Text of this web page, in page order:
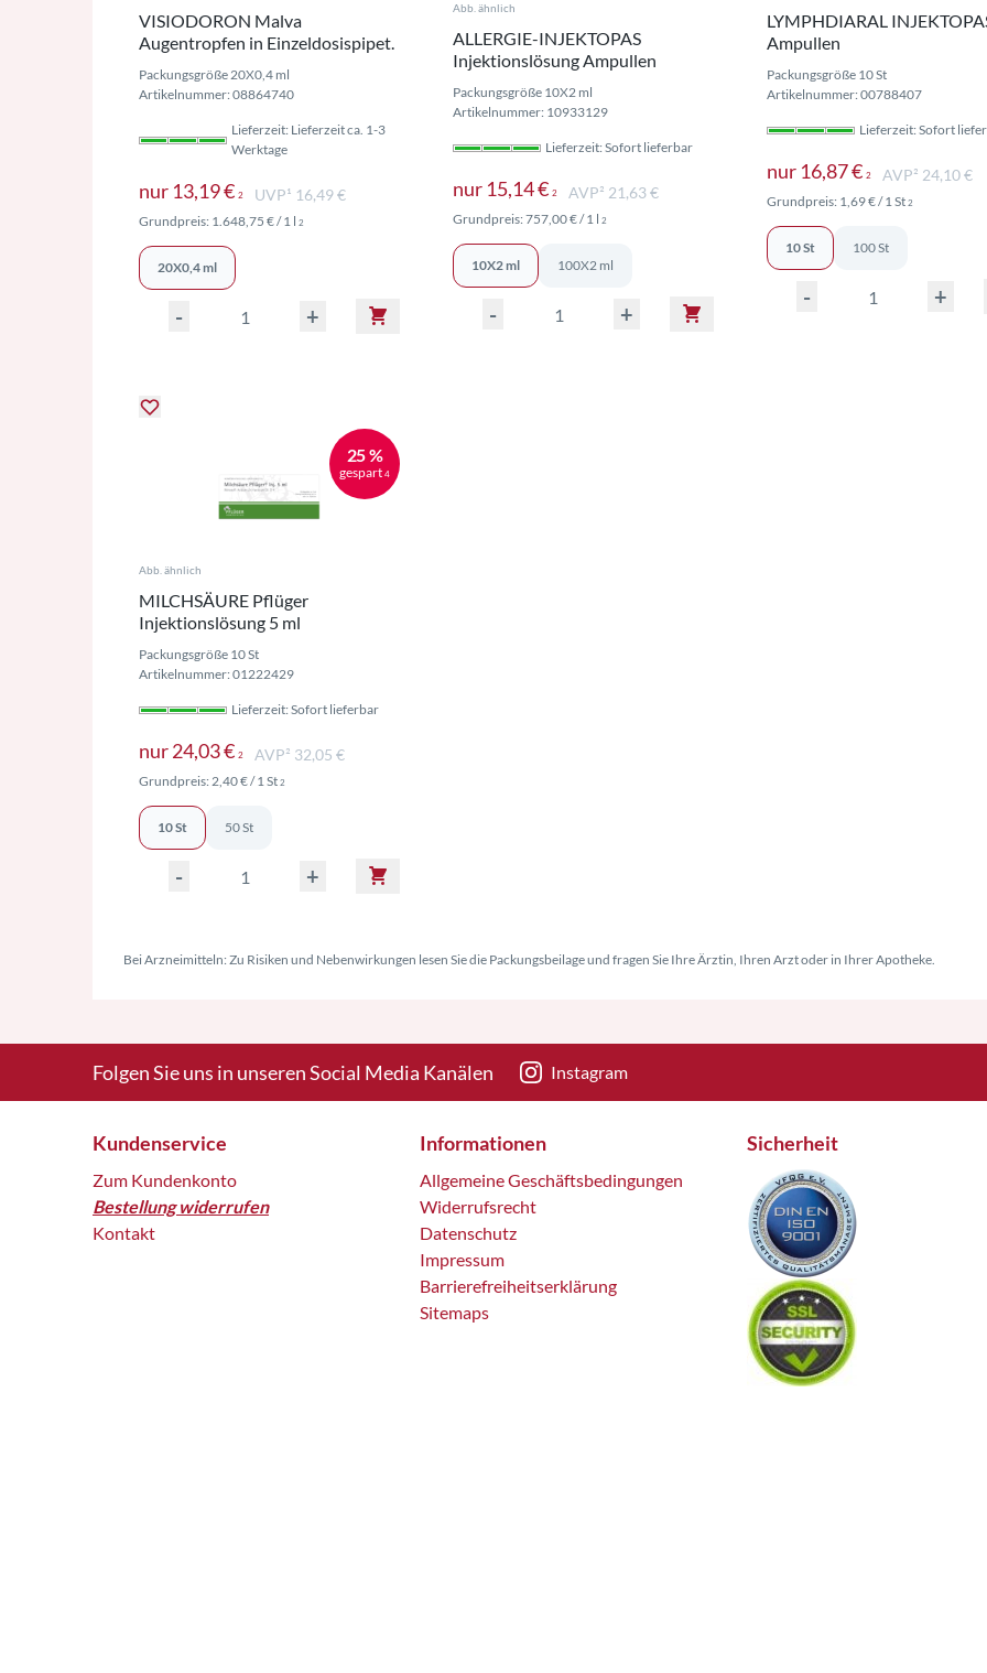
VISIODORON Malva
Augentropfen in Einzeldosispipet.
Packungsgröße 20X0,4 ml
Artikelnummer: 08864740
Lieferzeit: Lieferzeit ca. 1-3
Werktage
nur 13,19 € 2 Preise inkl. MwSt. ggf. zzgl. Versand
UVP¹ 16,49 €
Grundpreis: 1.648,75 €/ 1 l 2 Preise inkl. MwSt. ggf. zzgl. Versand
20X0,4 ml
- +
Abb. ähnlich
ALLERGIE-INJEKTOPAS
Injektionslösung Ampullen
Packungsgröße 10X2 ml
Artikelnummer: 10933129
Lieferzeit: Sofort lieferbar
nur 15,14 € 2 Preise inkl. MwSt. ggf. zzgl. Versand
AVP² 21,63 €
Grundpreis:757,00 €/ 1 l 2
10X2 ml 100X2 ml
- +
LYMPHDIARAL
Ampullen
Packungsgröße 10 St
Artikelnummer: 00788407
Lieferzeit: Sofort
nur 16,87 € 2 Preise inkl.
AVP² 24,10 €
Grundpreis: 1,69 €/ 1 St 2
10 St 100 St
- +
25 %
gespart 4
Abb. ähnlich
MILCHSÄURE Pflüger
Injektionslösung 5 ml
Packungsgröße 10 St
Artikelnummer: 01222429
Lieferzeit: Sofort lieferbar
nur24,03 € 2 Preise inkl. MwSt. ggf. zzgl. Versand
AVP² 32,05 €
Grundpreis:2,40 €/ 1 St 2
10 St 50 St
- +
Bei Arzneimitteln: Zu Risiken und Nebenwirkungen lesen Sie die Packungsbeilage und fragen Sie Ihre Ärztin, Ihren Arzt oder in Ihrer Apotheke.
Folgen Sie uns in unseren Social Media Kanälen Instagram
Kundenservice
Zum Kundenkonto
Bestellung widerrufen
Kontakt
Informationen
Allgemeine Geschäftsbedingungen
Widerrufsrecht
Datenschutz
Impressum
Barrierefreiheitserklärung
Sitemaps
Sicherheit